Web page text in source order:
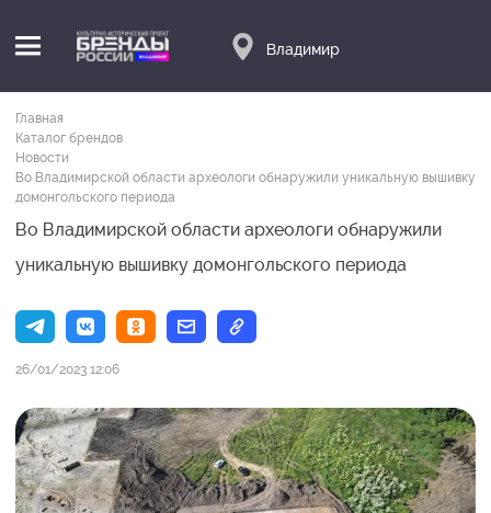
Владимир
Главная
Каталог брендов
Новости
Во Владимирской области археологи обнаружили уникальную вышивку
домонгольского периода
Во Владимирской области археологи обнаружили
уникальную вышивку домонгольского периода
26/01/2023 12:06